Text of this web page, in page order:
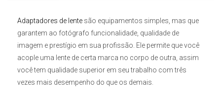
Adaptadores de lente são equipamentos simples, mas que
garantem ao fotógrafo funcionalidade, qualidade de
imagem e prestígio em sua profissão. Ele permite que você
acople uma lente de certa marca no corpo de outra, assim
você tem qualidade superior em seu trabalho com três
vezes mais desempenho do que os demais.